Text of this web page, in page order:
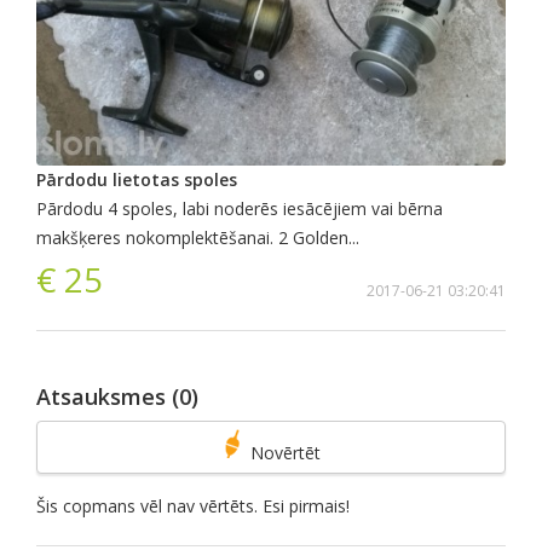
Pārdodu lietotas spoles
Pārdodu 4 spoles, labi noderēs iesācējiem vai bērna
makšķeres nokomplektēšanai. 2 Golden...
€ 25 2017-06-21 03:20:41
Atsauksmes (0)
Novērtēt
Šis copmans vēl nav vērtēts. Esi pirmais!